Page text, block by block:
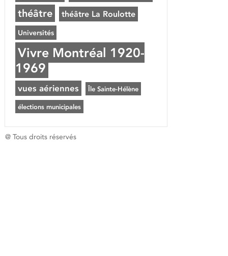
théâtre théâtre La Roulotte
Universités
Vivre Montréal 1920-
1969
vues aériennes Île Sainte-Hélène
élections municipales
@ Tous droits réservés